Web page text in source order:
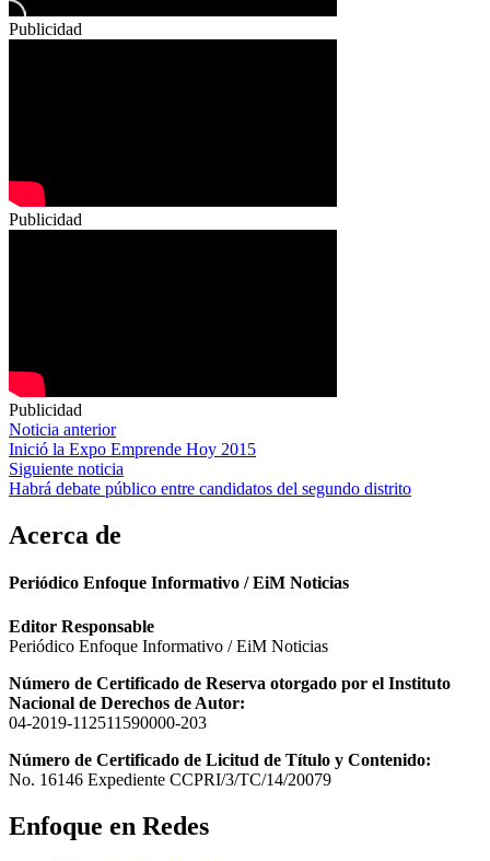
Publicidad
Publicidad
Publicidad
Navegación
de
entradas
Noticia anterior
Inició la Expo Emprende Hoy 2015
Siguiente noticia
Habrá debate público entre candidatos del segundo distrito
Acerca de
Periódico Enfoque Informativo / EiM Noticias
Editor Responsable
Periódico Enfoque Informativo / EiM Noticias
Número de Certificado de Reserva otorgado por el Instituto
Nacional de Derechos de Autor:
04-2019-112511590000-203
Número de Certificado de Licitud de Título y Contenido:
No. 16146 Expediente CCPRI/3/TC/14/20079
Enfoque en Redes